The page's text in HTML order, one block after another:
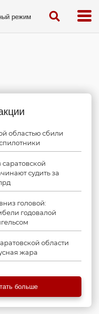
режим
областью сбили
судить за
головой:
годовалой
области
жара
больше